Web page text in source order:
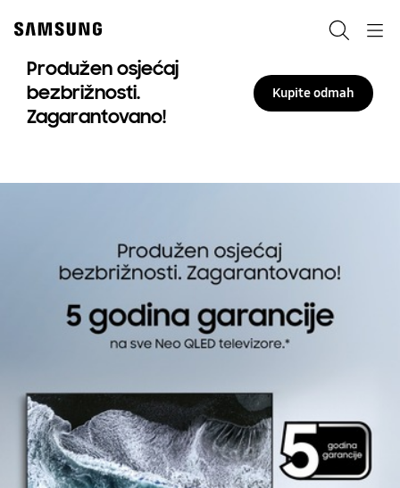
content
Produžen osjećaj
bezbrižnosti.
Zagarantovano!
Kupite odmah